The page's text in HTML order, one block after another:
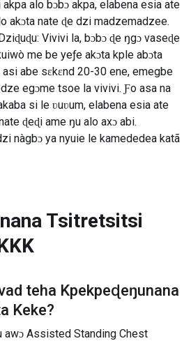
alo bɔbɔ akpa, elabena esia ate
akɔta nate ɖe dzi madzemadzee.
Vivivi la, bɔbɔ ɖe ŋgɔ vaseɖe
me be yeƒe akɔta kple abɔta
abe sɛkɛnd 20-30 ene, emegbe
egɔme tsoe la vivivi. Ƒo asa na
si le ʋuʋum, elabena esia ate
ɖeɖi ame ŋu alo axɔ abi.
nàgbɔ ya nyuie le kamededea katã
Tsitretsitsi
teha Kpekpeɖeŋunana
Keke?
awɔ Assisted Standing Chest